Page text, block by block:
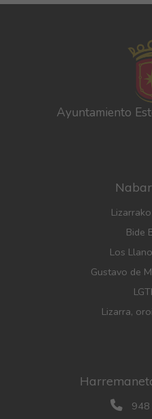
Ayuntamiento
Bide
Los
Gustavo de
Lizarra,